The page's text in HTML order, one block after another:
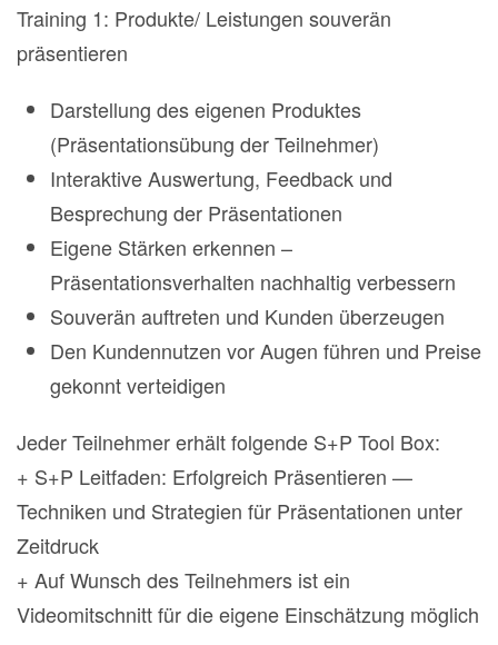
Training 1: Produkte/ Leistungen souverän
präsentieren
Darstellung des eigenen Produktes
(Präsentationsübung der Teilnehmer)
Interaktive Auswertung, Feedback und
Besprechung der Präsentationen
Eigene Stärken erkennen –
Präsentationsverhalten nachhaltig verbessern
Souverän auftreten und Kunden überzeugen
Den Kundennutzen vor Augen führen und Preise
gekonnt verteidigen
Jeder Teilnehmer erhält folgende S+P Tool Box:
+ S+P Leitfaden: Erfolgreich Präsentieren —
Techniken und Strategien für Präsentationen unter
Zeitdruck
+ Auf Wunsch des Teilnehmers ist ein
Videomitschnitt für die eigene Einschätzung möglich